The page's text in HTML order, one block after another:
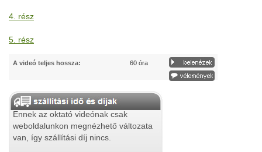
4. rész
5. rész
A videó teljes hossza: 60 óra
Ennek az oktató videónak csak
weboldalunkon megnézhető változata
van, így szállítási díj nincs.